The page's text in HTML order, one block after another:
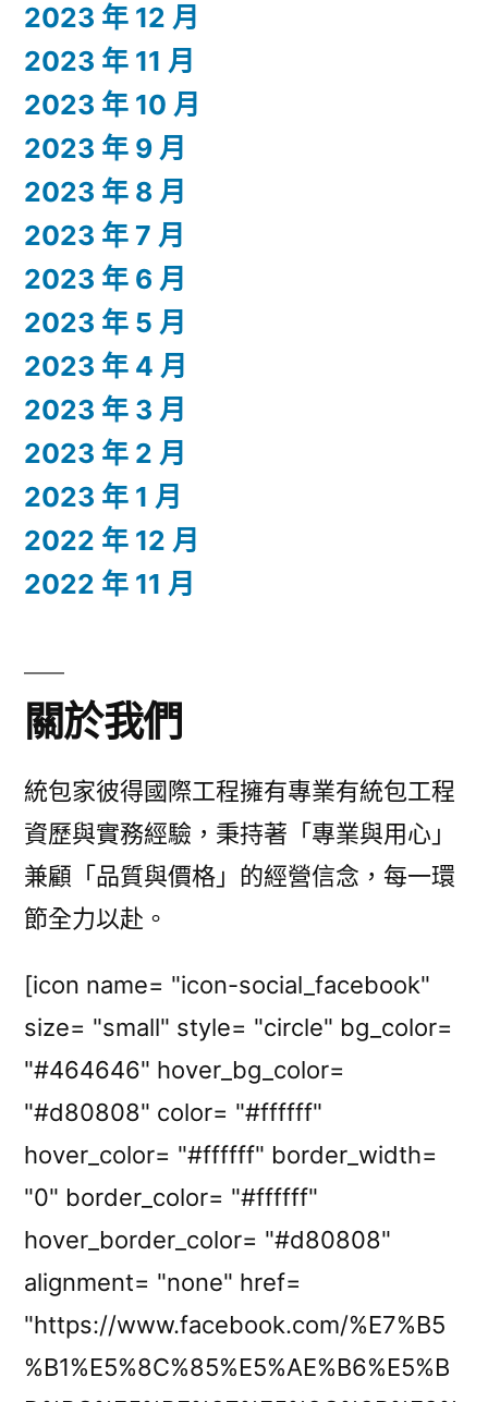
2023 年 12 月
2023 年 11 月
2023 年 10 月
2023 年 9 月
2023 年 8 月
2023 年 7 月
2023 年 6 月
2023 年 5 月
2023 年 4 月
2023 年 3 月
2023 年 2 月
2023 年 1 月
2022 年 12 月
2022 年 11 月
關於我們
統包家彼得國際工程擁有專業有統包工程
資歷與實務經驗，秉持著「專業與用心」
兼顧「品質與價格」的經營信念，每一環
節全力以赴。
[icon name= "icon-social_facebook"
size= "small" style= "circle" bg_color=
"#464646" hover_bg_color=
"#d80808" color= "#ffffff"
hover_color= "#ffffff" border_width=
"0" border_color= "#ffffff"
hover_border_color= "#d80808"
alignment= "none" href=
"https://www.facebook.com/%E7%B5
%B1%E5%8C%85%E5%AE%B6%E5%B